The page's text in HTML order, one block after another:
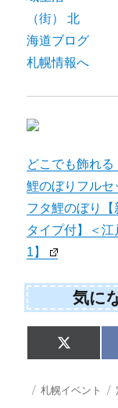
どこでも飾れ
鯉のぼりフル
フタ鯉のぼり
タイプ付】＜
1】
気に
Share
on
X
(
w
投 カ
札幌イベント